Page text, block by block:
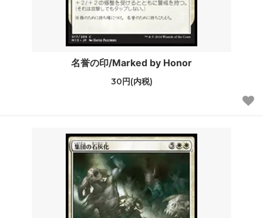
名誉の印/Marked by Honor
30円(内税)